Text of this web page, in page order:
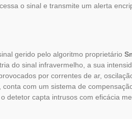
o sinal e transmite um alerta
gerido pelo algoritmo proprietário
do sinal infravermelho, a sua
por correntes de ar,
com um sistema de
detetor capta intrusos com eficácia